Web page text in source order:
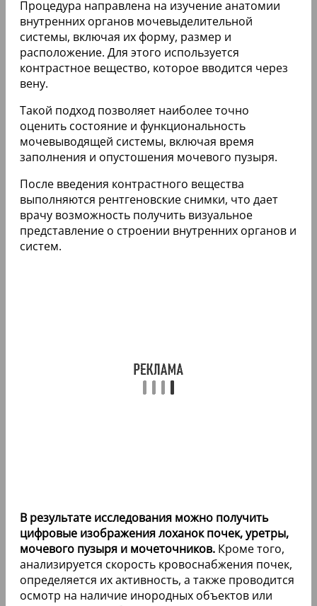
Процедура направлена на изучение анатомии
внутренних органов мочевыделительной
системы, включая их форму, размер и
расположение. Для этого используется
контрастное вещество, которое вводится через
вену.
Такой подход позволяет наиболее точно
оценить состояние и функциональность
мочевыводящей системы, включая время
заполнения и опустошения мочевого пузыря.
После введения контрастного вещества
выполняются рентгеновские снимки, что дает
врачу возможность получить визуальное
представление о строении внутренних органов и
систем.
В результате исследования можно получить
цифровые изображения лоханок почек, уретры,
мочевого пузыря и мочеточников. Кроме того,
анализируется скорость кровоснабжения почек,
определяется их активность, а также проводится
осмотр на наличие инородных объектов или